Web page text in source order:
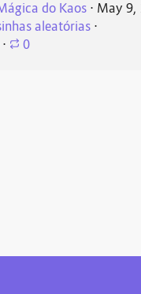
do Kaos ⋅ May 9,
aleatórias ⋅
⋅ 0